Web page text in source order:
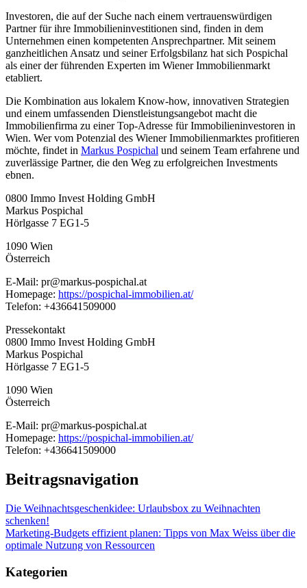
Investoren, die auf der Suche nach einem vertrauenswürdigen
Partner für ihre Immobilieninvestitionen sind, finden in dem
Unternehmen einen kompetenten Ansprechpartner. Mit seinem
ganzheitlichen Ansatz und seiner Erfolgsbilanz hat sich Pospichal
als einer der führenden Experten im Wiener Immobilienmarkt
etabliert.
Die Kombination aus lokalem Know-how, innovativen Strategien
und einem umfassenden Dienstleistungsangebot macht die
Immobilienfirma zu einer Top-Adresse für Immobilieninvestoren in
Wien. Wer vom Potenzial des Wiener Immobilienmarktes profitieren
möchte, findet in Markus Pospichal und seinem Team erfahrene und
zuverlässige Partner, die den Weg zu erfolgreichen Investments
ebnen.
0800 Immo Invest Holding GmbH
Markus Pospichal
Hörlgasse 7 EG1-5
1090 Wien
Österreich
E-Mail: pr@markus-pospichal.at
Homepage: https://pospichal-immobilien.at/
Telefon: +436641509000
Pressekontakt
0800 Immo Invest Holding GmbH
Markus Pospichal
Hörlgasse 7 EG1-5
1090 Wien
Österreich
E-Mail: pr@markus-pospichal.at
Homepage: https://pospichal-immobilien.at/
Telefon: +436641509000
Beitragsnavigation
Die Weihnachtsgeschenkidee: Urlaubsbox zu Weihnachten
schenken!
Marketing-Budgets effizient planen: Tipps von Max Weiss über die
optimale Nutzung von Ressourcen
Kategorien